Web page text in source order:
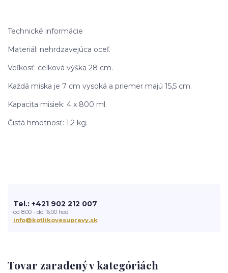
Technické informácie
Materiál: nehrdzavejúca oceľ.
Veľkosť: celková výška 28 cm.
Každá miska je 7 cm vysoká a priemer majú 15,5 cm.
Kapacita misiek: 4 x 800 ml.
Čistá hmotnosť: 1,2 kg.
Tovar zaradený v kategóriách
Tel.: +421 902 212 007
od 8:00 - do 16:00 hod
info@kotlikovesupravy.sk